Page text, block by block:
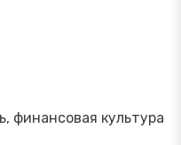
финансовая культура